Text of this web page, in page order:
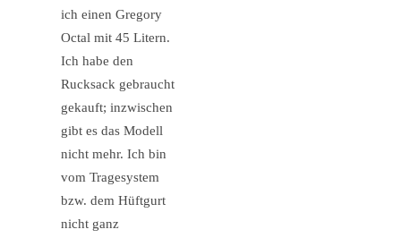
ich einen Gregory
Octal mit 45 Litern.
Ich habe den
Rucksack gebraucht
gekauft; inzwischen
gibt es das Modell
nicht mehr. Ich bin
vom Tragesystem
bzw. dem Hüftgurt
nicht ganz